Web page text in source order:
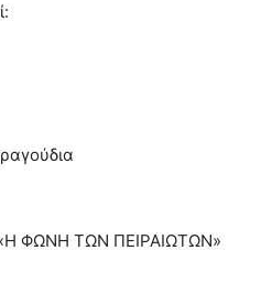
ΦΩΝΗ ΤΩΝ ΠΕΙΡΑΙΩΤΩΝ»